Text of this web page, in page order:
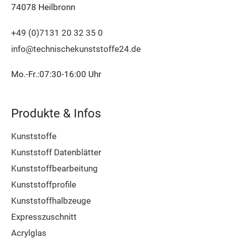
74078 Heilbronn
+49 (0)7131 20 32 35 0
info@technischekunststoffe24.de
Mo.-Fr.:07:30-16:00 Uhr
Produkte & Infos
Kunststoffe
Kunststoff Datenblätter
Kunststoffbearbeitung
Kunststoffprofile
Kunststoffhalbzeuge
Expresszuschnitt
Acrylglas